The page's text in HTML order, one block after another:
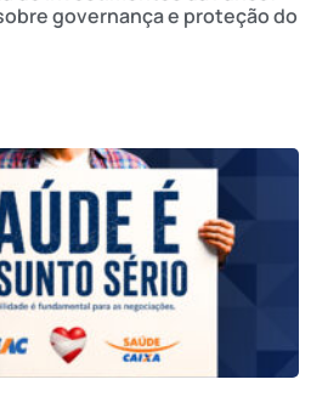
governança e proteção do